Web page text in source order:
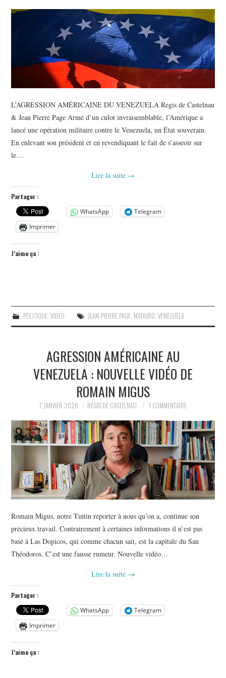
L’AGRESSION AMÉRICAINE DU VENEZUELA Regis de Castelnau
& Jean Pierre Page Armé d’un culot invraisemblable, l’Amérique a
lancé une opération militaire contre le Venezuela, un État souverain.
En enlevant son président et en revendiquant le fait de s’asseoir sur
le…
Lire la suite →
Partager :
WhatsApp
Telegram
Imprimer
J’aime ça :
POLITIQUE, VIDÉO JEAN-PIERRE PAGE, MADURO, VENEZUELA
AGRESSION AMÉRICAINE AU
VENEZUELA : NOUVELLE VIDÉO DE
ROMAIN MIGUS
7 JANVIER 2026 RÉGIS DE CASTELNAU 1 COMMENTAIRE
Romain Migus, notre Tintin reporter à nous qu’on a, continue son
précieux travail. Contrairement à certaines informations il n’est pas
basé à Las Dopicos, qui comme chacun sait, est la capitale du San
Théodoros. C’est une fausse rumeur. Nouvelle vidéo…
Lire la suite →
Partager :
WhatsApp
Telegram
Imprimer
J’aime ça :